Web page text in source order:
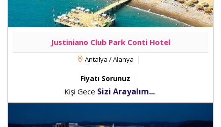
Justiniano Club Park Conti Hotel
Antalya / Alanya
Fiyatı Sorunuz
Kişi Gece Sizi Arayalım...